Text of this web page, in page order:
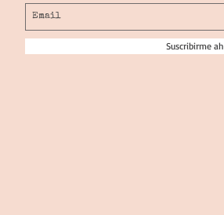
Suscribirme